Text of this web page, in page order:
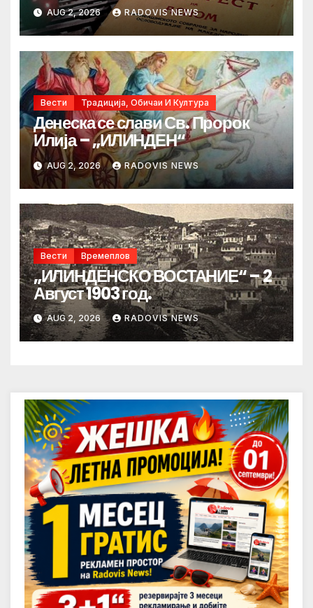
AUG 2, 2026 RADOVIS NEWS
Вести Традиција, Обичаи И Култура
Денеска се слави Св. Пророк
Илија – „ИЛИНДЕН“
AUG 2, 2026 RADOVIS NEWS
Вести Времеплов
„ИЛИНДЕНСКО ВОСТАНИЕ“ – 2
Август 1903 год.
AUG 2, 2026 RADOVIS NEWS